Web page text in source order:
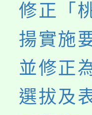
修正「
揚實施
並修正
選拔及